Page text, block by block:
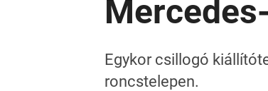
Egykor csillogó
roncstelepen.